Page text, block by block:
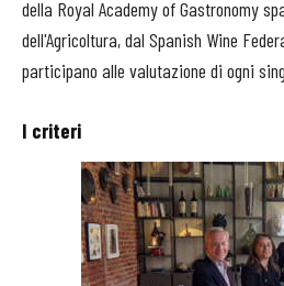
della Royal Academy of Gastronomy
dell'Agricoltura, dal Spanish Wine
participano alle valutazione di ogni
I criteri